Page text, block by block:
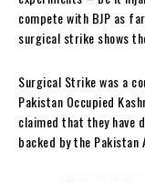
compete with BJP as
surgical strike shows
Surgical Strike was a
Pakistan Occupied
claimed that they have
backed by the Pakistan